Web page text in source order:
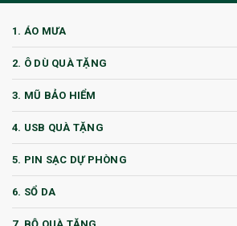
1. ÁO MƯA
2. Ô DÙ QUÀ TẶNG
3. MŨ BẢO HIỂM
4. USB QUÀ TẶNG
5. PIN SẠC DỰ PHÒNG
6. SỔ DA